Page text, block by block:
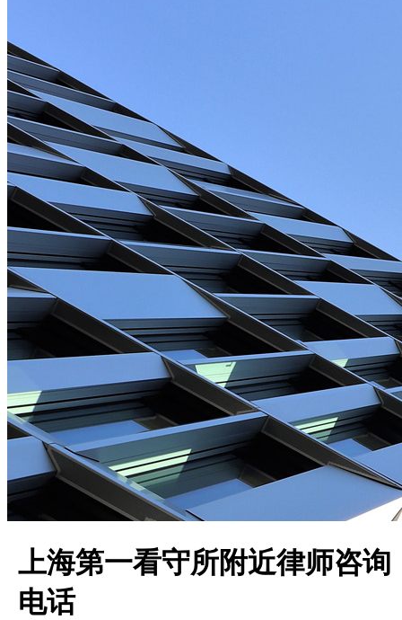
上海第一看守所附近律师咨询
电话